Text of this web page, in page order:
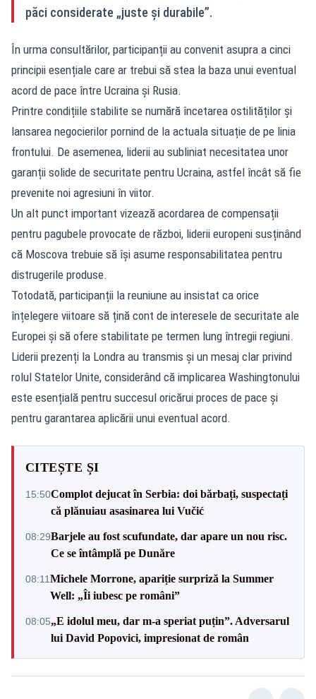
păci considerate „juste și durabile”.
În urma consultărilor, participanții au convenit asupra a cinci
principii esențiale care ar trebui să stea la baza unui eventual
acord de pace între Ucraina și Rusia.
Printre condițiile stabilite se numără încetarea ostilităților și
lansarea negocierilor pornind de la actuala situație de pe linia
frontului. De asemenea, liderii au subliniat necesitatea unor
garanții solide de securitate pentru Ucraina, astfel încât să fie
prevenite noi agresiuni în viitor.
Un alt punct important vizează acordarea de compensații
pentru pagubele provocate de război, liderii europeni susținând
că Moscova trebuie să își asume responsabilitatea pentru
distrugerile produse.
Totodată, participanții la reuniune au insistat ca orice
înțelegere viitoare să țină cont de interesele de securitate ale
Europei și să ofere stabilitate pe termen lung întregii regiuni.
Liderii prezenți la Londra au transmis și un mesaj clar privind
rolul Statelor Unite, considerând că implicarea Washingtonului
este esențială pentru succesul oricărui proces de pace și
pentru garantarea aplicării unui eventual acord.
CITEȘTE ȘI
15:50Complot dejucat în Serbia: doi bărbați, suspectați
că plănuiau asasinarea lui Vučić
08:29Barjele au fost scufundate, dar apare un nou risc.
Ce se întâmplă pe Dunăre
08:11Michele Morrone, apariție surpriză la Summer
Well: „Îi iubesc pe români”
08:05„E idolul meu, dar m-a speriat puțin”. Adversarul
lui David Popovici, impresionat de român